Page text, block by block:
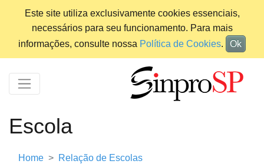
Este site utiliza exclusivamente cookies essenciais,
necessários para seu funcionamento. Para mais
informações, consulte nossa Política de Cookies. Ok
Escola
Home
Relação de Escolas